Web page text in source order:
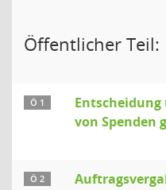
Öffentlicher
Ö 1
von Spenden
Ö 2